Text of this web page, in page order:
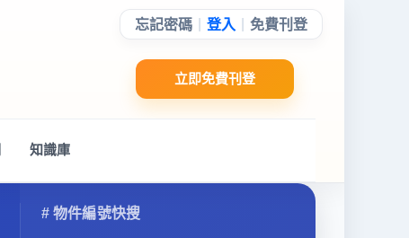
立即免費刊登
忘記密碼 登入 免費刊登
知識庫